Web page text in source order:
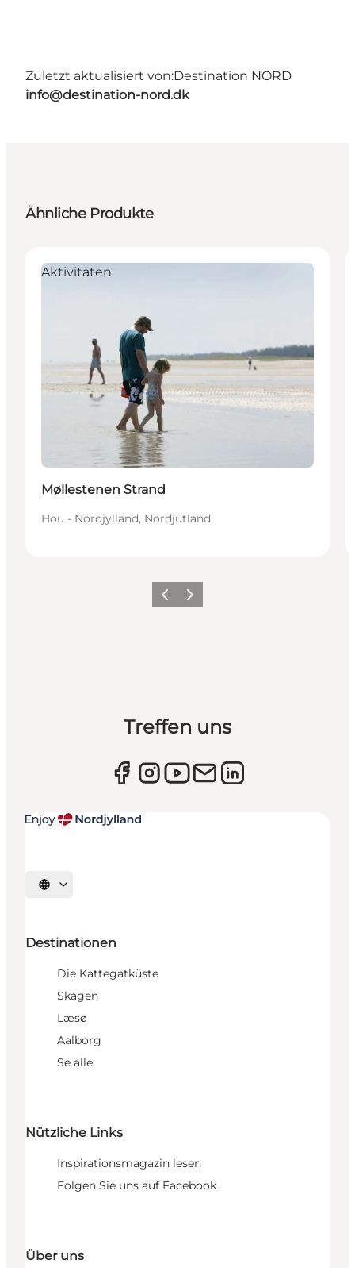
Zuletzt aktualisiert von:Destination NORD
info@destination-nord.dk
Ähnliche Produkte
Aktivitäten
Møllestenen Strand
Hou - Nordjylland, Nordjütland
ZurückWeiter
Treffen uns
Sprache auswählen
Destinationen
Die Kattegatküste
Skagen
Læsø
Aalborg
Se alle
Nützliche Links
Inspirationsmagazin lesen
Folgen Sie uns auf Facebook
Über uns